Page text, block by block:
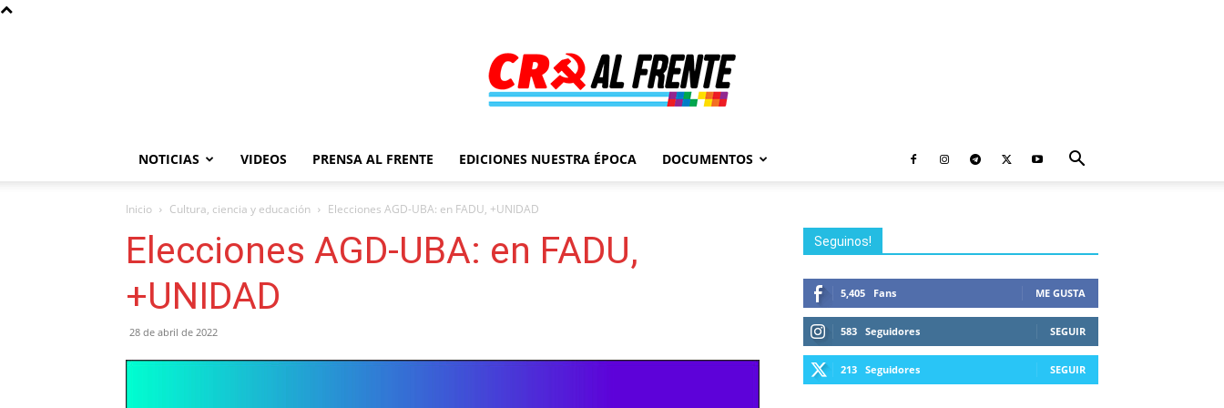
Al
NOTICIAS VIDEOS PRENSA AL FRENTE EDICIONES NUESTRA ÉPOCA DOCUMENTOS
Inicio Cultura, ciencia y educación Elecciones AGD-UBA: en FADU, +UNIDAD
Elecciones AGD-UBA: en FADU,
+UNIDAD
28 de abril de 2022
Seguinos!
5,405 Fans ME GUSTA
583 Seguidores SEGUIR
213 Seguidores SEGUIR